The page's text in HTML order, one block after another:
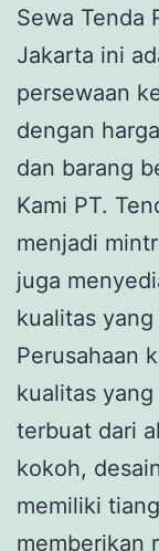
Sewa Tenda
Jakarta ini
persewaan
dengan
dan barang
Kami PT.
menjadi
juga
kualitas
Perusahaan
kualitas
terbuat dari
kokoh,
memiliki
memberikan